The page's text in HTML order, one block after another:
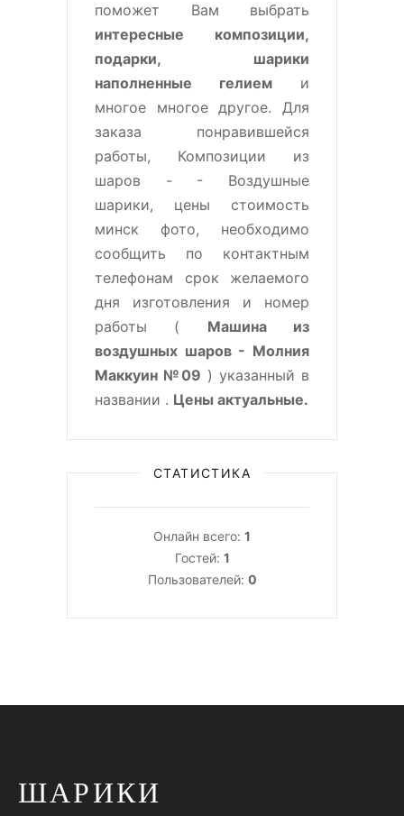
поможет Вам выбрать
интересные композиции,
подарки, шарики
наполненные гелием и
многое многое другое. Для
заказа понравившейся
работы, Композиции из
шаров - - Воздушные
шарики, цены стоимость
минск фото, необходимо
сообщить по контактным
телефонам срок желаемого
дня изготовления и номер
работы ( Машина из
воздушных шаров - Молния
Маккуин №09 ) указанный в
названии . Цены актуальные.
СТАТИСТИКА
Онлайн всего: 1
Гостей: 1
Пользователей: 0
ШАРИКИ